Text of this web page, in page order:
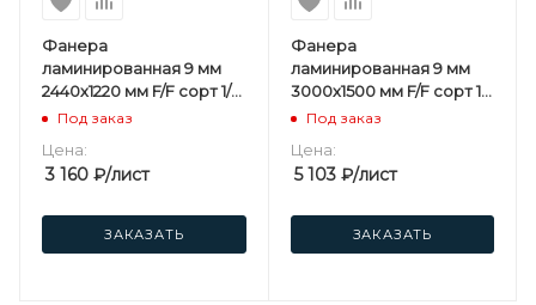
Фанера
ламинированная 9 мм
2440х1220 мм F/F сорт 1/1
березовая
Под заказ
Цена:
3 160 ₽/лист
ЗАКАЗАТЬ
Фанера
ламинированная 9 мм
3000х1500 мм F/F сорт 1/1
березовая
Под заказ
Цена:
5 103₽/лист
ЗАКАЗАТЬ